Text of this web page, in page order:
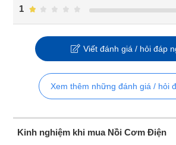
1
Viết đánh giá / hỏi đáp
Xem thêm những đánh giá / hỏi
Kinh nghiệm khi mua Nồi Cơm Điện